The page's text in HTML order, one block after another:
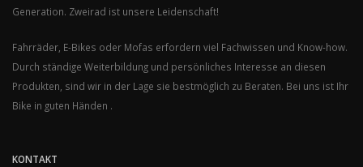
Generation. Zweirad ist unsere Leidenschaft!
Fahrräder, E-Bikes oder Mofas erfordern viel Fachwissen und Know-how.
Durch ständige Weiterbildung und persönliches Interesse an diesen
Produkten, sind wir in der Lage sie bestmöglich zu Beraten. Bei uns ist Ihr
Bike in guten Händen .
KONTAKT